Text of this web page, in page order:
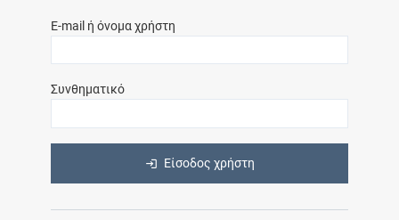
E-mail ή όνομα χρήστη
Συνθηματικό
Είσοδος χρήστη